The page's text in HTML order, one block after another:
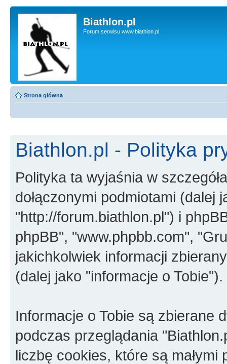
Biathlon.pl
Forum serwisu www.biathlon.pl
Strona główna
Biathlon.pl - Polityka
Polityka ta wyjaśnia w
dołączonymi podmiotami (dalej
"http://forum.biathlon.pl") i
phpBB", "www.phpbb.com",
jakichkolwiek informacji
(dalej jako "informacje o Tobie").
Informacje o Tobie są zbierane
podczas przeglądania
liczbę cookies, które są